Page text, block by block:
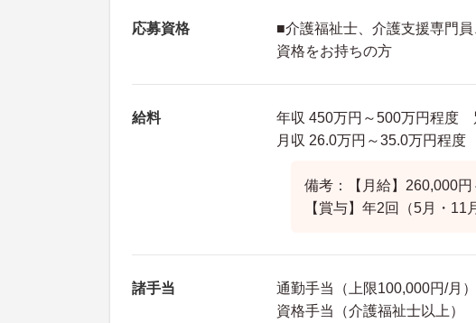
応募資格
■介護福祉士、介護支援専門
資格をお持ちの方
給料
年収 450万円～500万円程度
月収 26.0万円～35.0万円程度
備考：【月給】260,000円
【賞与】年2回（5月・11
諸手当
通勤手当（上限100,000円/月）
資格手当（介護福祉士以上）